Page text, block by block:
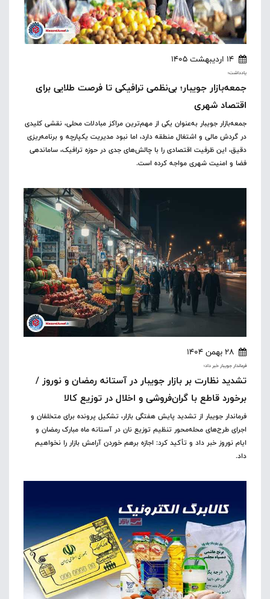
14 اردیبهشت 1405
یادداشت؛
جمعه‌بازار جویبار؛ بی‌نظمی ترافیکی تا فرصت طلایی برای
اقتصاد شهری
جمعه‌بازار جویبار به‌عنوان یکی از مهم‌ترین مراکز مبادلات محلی، نقشی کلیدی
در گردش مالی و اشتغال منطقه دارد، اما نبود مدیریت یکپارچه و برنامه‌ریزی
دقیق، این ظرفیت اقتصادی را با چالش‌های جدی در حوزه ترافیک، ساماندهی
فضا و امنیت شهری مواجه کرده است.
28 بهمن 1404
فرماندار جویبار خبر داد؛
تشدید نظارت بر بازار جویبار در آستانه رمضان و نوروز /
برخورد قاطع با گران‌فروشی و اخلال در توزیع کالا
فرماندار جویبار از تشدید پایش هفتگی بازار، تشکیل پرونده برای متخلفان و
اجرای طرح‌های محله‌محور تنظیم توزیع نان در آستانه ماه مبارک رمضان و
ایام نوروز خبر داد و تأکید کرد: اجازه برهم خوردن آرامش بازار را نخواهیم
داد.